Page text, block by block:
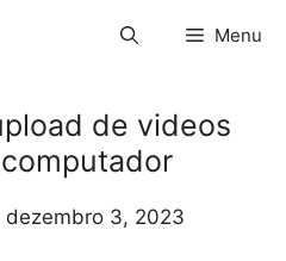
Menu
de videos
dezembro 3, 2023